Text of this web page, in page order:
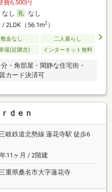
費6,500円
なし
なし
/ 2LDK（56.1m2）
敷金なし
二人暮らし
場(近隣含) インターネット無料
・角部屋・閑静な住宅街・
カード決済可
ｄｅｎ
岐鉄道北勢線 蓮花寺駅 徒歩6
11ヶ月 / 2階建
重県桑名市大字蓮花寺